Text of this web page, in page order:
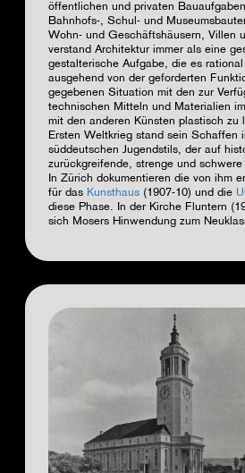
öffentlichen und privaten
Bahnhofs-, Schul- und
Wohn- und Geschäftshäusern, Villen
verstand Architektur immer als eine
gestalterische Aufgabe, die es
ausgehend von der geforderten
gegebenen Situation mit den zur
technischen Mitteln und Materialien
mit den anderen Künsten plastisch zu
Ersten Weltkrieg stand sein Schaffen
süddeutschen Jugendstils, der auf
zurückgreifende, strenge und schwere
In Zürich dokumentieren die von ihm
für das Kunsthaus (1907-10) und die
diese Phase. In der Kirche Fluntern
sich Mosers Hinwendung zum